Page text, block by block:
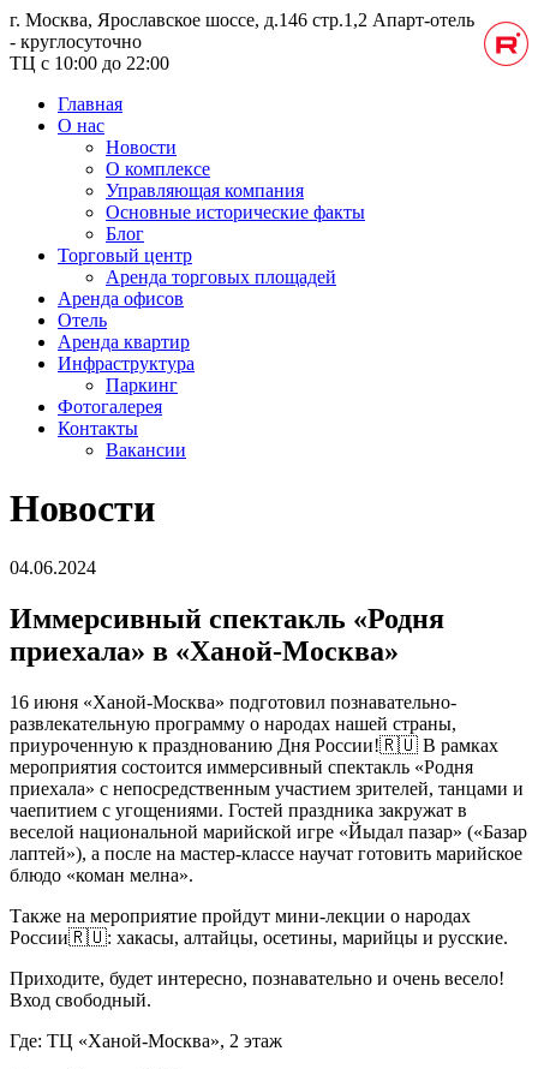
г. Москва, Ярославское шоссе, д.146 стр.1,2 Апарт-отель
- круглосуточно
ТЦ с 10:00 до 22:00
Главная
О нас
Новости
О комплексе
Управляющая компания
Основные исторические факты
Блог
Торговый центр
Аренда торговых площадей
Аренда офисов
Отель
Аренда квартир
Инфраструктура
Паркинг
Фотогалерея
Контакты
Вакансии
Новости
04.06.2024
Иммерсивный спектакль «Родня
приехала» в «Ханой-Москва»
16 июня «Ханой-Москва» подготовил познавательно-
развлекательную программу о народах нашей страны,
приуроченную к празднованию Дня России!🇷🇺 В рамках
мероприятия состоится иммерсивный спектакль «Родня
приехала» с непосредственным участием зрителей, танцами и
чаепитием с угощениями. Гостей праздника закружат в
веселой национальной марийской игре «Йыдал пазар» («Базар
лаптей»), а после на мастер-классе научат готовить марийское
блюдо «коман мелна».
Также на мероприятие пройдут мини-лекции о народах
России🇷🇺: хакасы, алтайцы, осетины, марийцы и русские.
Приходите, будет интересно, познавательно и очень весело!
Вход свободный.
Где: ТЦ «Ханой-Москва», 2 этаж